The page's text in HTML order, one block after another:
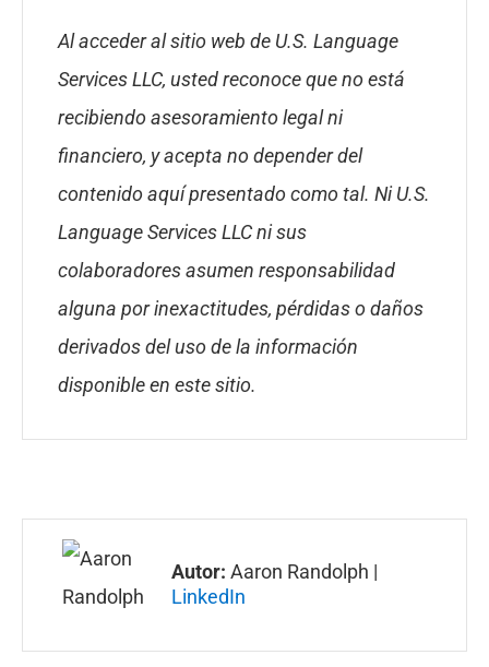
Al acceder al sitio web de U.S. Language
Services LLC, usted reconoce que no está
recibiendo asesoramiento legal ni
financiero, y acepta no depender del
contenido aquí presentado como tal. Ni U.S.
Language Services LLC ni sus
colaboradores asumen responsabilidad
alguna por inexactitudes, pérdidas o daños
derivados del uso de la información
disponible en este sitio.
Autor: Aaron Randolph |
LinkedIn